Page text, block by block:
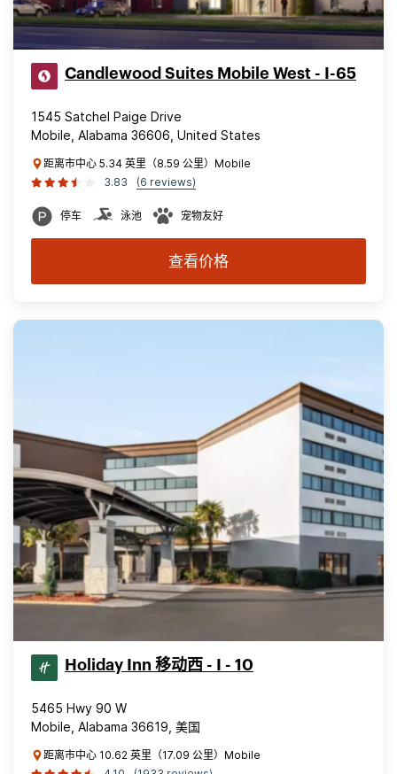
Candlewood Suites Mobile West - I-65
1545 Satchel Paige Drive
Mobile, Alabama 36606, United States
距离市中心 5.34 英里（8.59 公里）Mobile
3.83
(6 reviews)
停车 泳池 宠物友好
查看价格
Holiday Inn 移动西 - I - 10
5465 Hwy 90 W
Mobile, Alabama 36619, 美国
距离市中心 10.62 英里（17.09 公里）Mobile